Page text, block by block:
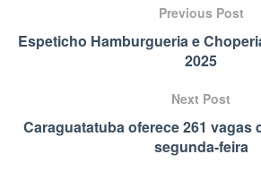
Previous Post
Espeticho Hamburgueria e
2025
Next Post
Caraguatatuba oferece 261 vagas
segunda-feira